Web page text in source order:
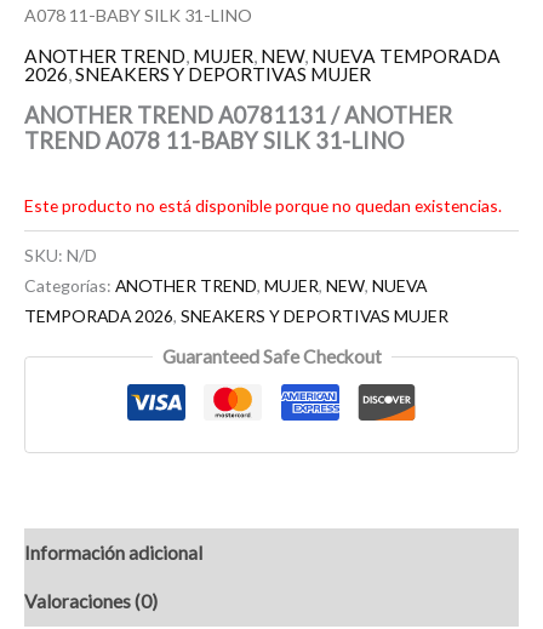
A078 11-BABY SILK 31-LINO
ANOTHER TREND, MUJER, NEW, NUEVA TEMPORADA
2026,SNEAKERS Y DEPORTIVAS MUJER
ANOTHER TREND A0781131 / ANOTHER
TREND A078 11-BABY SILK 31-LINO
Este producto no está disponible porque no quedan existencias.
SKU: N/D
Categorías: ANOTHER TREND, MUJER, NEW, NUEVA
TEMPORADA 2026, SNEAKERS Y DEPORTIVAS MUJER
Guaranteed Safe Checkout
Información adicional
Valoraciones (0)